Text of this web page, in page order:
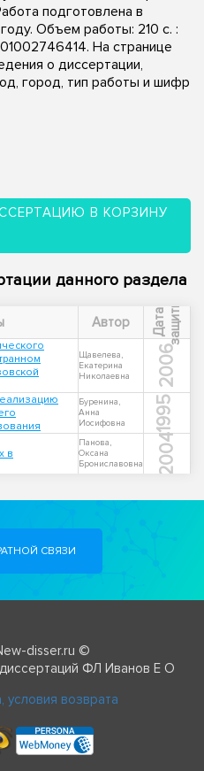
подготовлена в
Объем работы: 210 с. :
На странице
о диссертации,
город, тип работы и шифр
В КОРЗИНУ
данного раздела
Автор Д
а
т
а
з
а
щ
и
т ы
Щавелева,
Екатерина
Николаевна
2006
Буренина,
Анна
Иосифовна
1995
в
Панова,
Оксана
Брониславовна
2004
СВЯЗИ
disser.ru ©
ФЛ Иванов Е О
условия возврата